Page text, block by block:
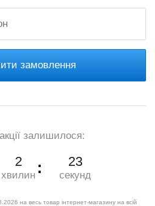
замовлення
залишилося:
2
хвилин
22
секунд
на весь товар інтернет-магазину на всій